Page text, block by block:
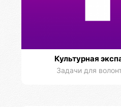
Культурная
Задачи для